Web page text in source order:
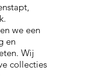
we een
en
Wij
collecties